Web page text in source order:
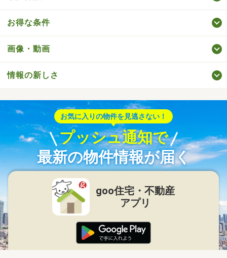
お得な条件
画像・動画
情報の新しさ
お気に入りの物件を見逃さない！
プッシュ通知で
最新の物件情報が届く
goo住宅・不動産
アプリ